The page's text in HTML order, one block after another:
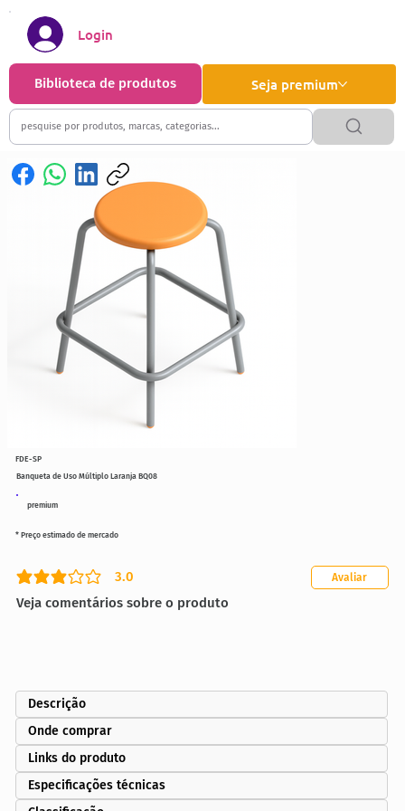
Seja premium
Biblioteca de produtos
Login
premium
Banqueta de Uso Múltiplo Laranja BQ08
3.0
classificação média é 3 de 5
Veja comentários sobre o produto
Avaliar
* Preço estimado de mercado
FDE-SP
Descrição
Onde comprar
Links do produto
Especificações técnicas